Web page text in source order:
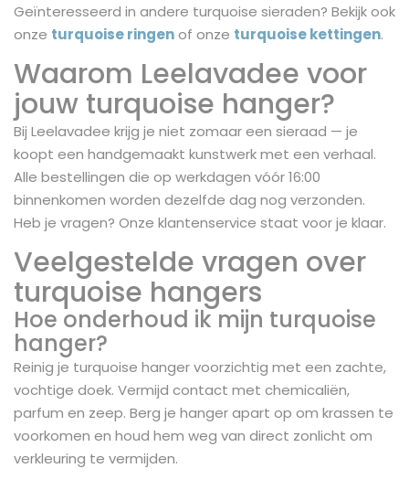
Geïnteresseerd in andere turquoise sieraden? Bekijk ook
onze turquoise ringenof onze turquoise kettingen.
Waarom Leelavadee voor
jouw turquoise hanger?
Bij Leelavadee krijg je niet zomaar een sieraad — je
koopt een handgemaakt kunstwerk met een verhaal.
Alle bestellingen die op werkdagen vóór 16:00
binnenkomen worden dezelfde dag nog verzonden.
Heb je vragen? Onze klantenservice staat voor je klaar.
Veelgestelde vragen over
turquoise hangers
Hoe onderhoud ik mijn turquoise
hanger?
Reinig je turquoise hanger voorzichtig met een zachte,
vochtige doek. Vermijd contact met chemicaliën,
parfum en zeep. Berg je hanger apart op om krassen te
voorkomen en houd hem weg van direct zonlicht om
verkleuring te vermijden.